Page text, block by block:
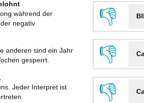
👎
👎
👎
während der
negativ
anderen sind ein Jahr
gesperrt.
Jeder Interpret ist